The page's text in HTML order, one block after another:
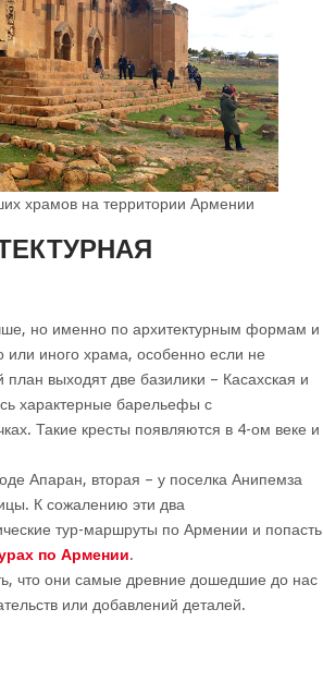
храмов на территории Армении
но именно по архитектурным формам и
или иного храма, особенно если не
выходят две базилики – Касахская и
характерные барельефы с
Такие кресты появляются в 4-ом веке и
Апаран, вторая – у поселка Анипемза
К сожалению эти два
тур-маршруты по Армении и попасть
по Армении.
что они самые древние дошедшие до нас
или добавлений деталей.